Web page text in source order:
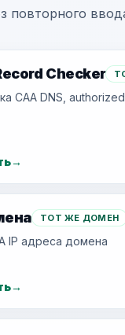
повторного
Checker
CAA DNS,
→
ТОТ ЖЕ ДОМЕН
IP адреса домена
→